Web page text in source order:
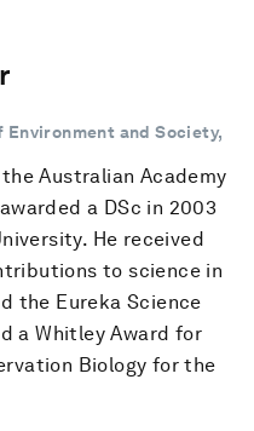
Environment and Society,
Australian Academy
a DSc in 2003
He received
to science in
the Eureka Science
a Whitley Award for
Biology for the